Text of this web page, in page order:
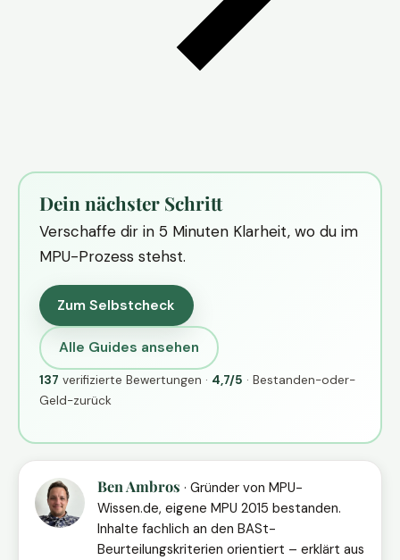
Dein nächster Schritt
Verschaffe dir in 5 Minuten Klarheit, wo du im
MPU-Prozess stehst.
Zum Selbstcheck
Alle Guides ansehen
137 verifizierte Bewertungen · 4,7/5 · Bestanden-oder-
Geld-zurück
Ben Ambros · Gründer von MPU-
Wissen.de, eigene MPU 2015 bestanden.
Inhalte fachlich an den BASt-
Beurteilungskriterien orientiert – erklärt aus